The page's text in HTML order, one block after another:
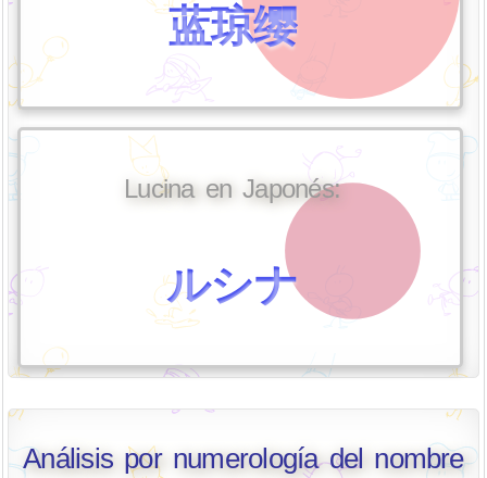
蓝琼缨
Lucina en Japonés:
ルシナ
Análisis por numerología del nombre